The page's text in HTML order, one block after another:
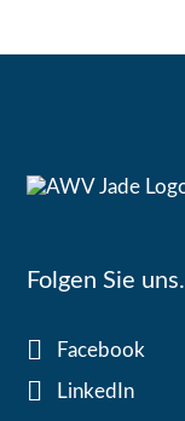
Folgen Sie uns.
Facebook
LinkedIn